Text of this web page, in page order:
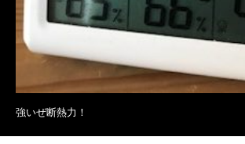
強いぜ断熱力！